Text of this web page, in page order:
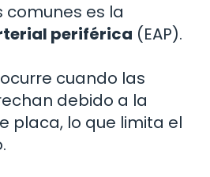
comunes es la
periférica (EAP).
cuando las
debido a la
placa, lo que limita el